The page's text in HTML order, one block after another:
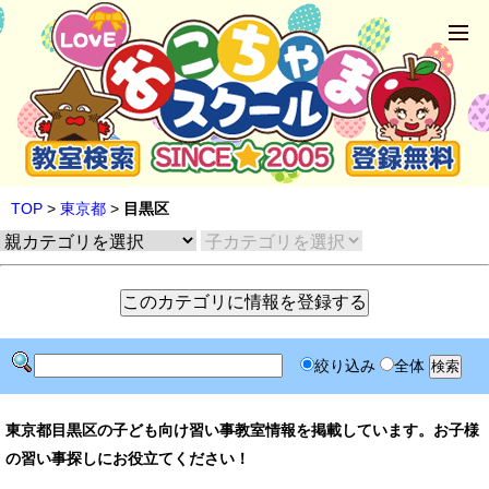
TOP > 東京都 > 目黒区
絞り込み 全体
東京都目黒区の子ども向け習い事教室情報を掲載しています。お子様
の習い事探しにお役立てください！